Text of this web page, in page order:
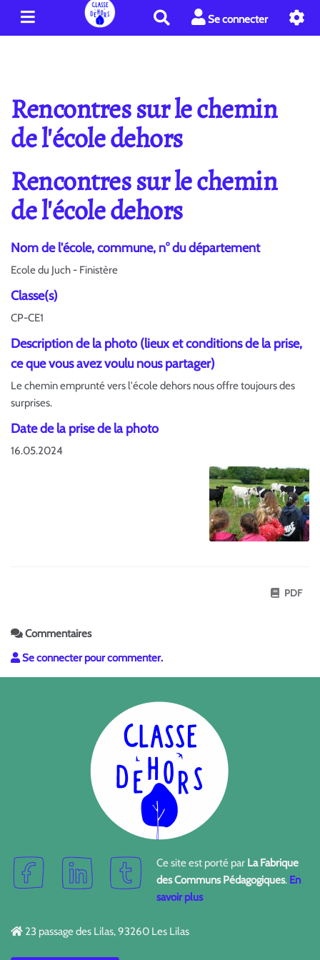
e
r
c
e
Se connecter
Rencontres sur le chemin
de l'école dehors
Rencontres sur le chemin
de l'école dehors
Nom de l'école, commune, n° du département
Ecole du Juch - Finistère
Classe(s)
CP-CE1
Description de la photo (lieux et conditions de la prise,
ce que vous avez voulu nous partager)
Le chemin emprunté vers l'école dehors nous offre toujours des
surprises.
Date de la prise de la photo
16.05.2024
PDF
Commentaires
Se connecter pour commenter.
Ce site est porté par La Fabrique
des Communs Pédagogiques. En
savoir plus
23 passage des Lilas, 93260 Les Lilas